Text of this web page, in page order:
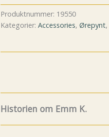
Produktnummer: 19550
Kategorier: Accessories, Ørepynt,
Historien om Emm K.